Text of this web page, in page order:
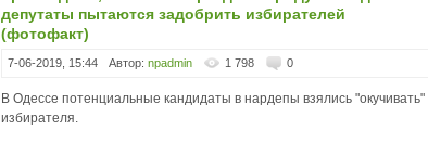
депутаты пытаются задобрить избирателей
(фотофакт)
7-06-2019, 15:44 Автор: npadmin 1 798 0
В Одессе потенциальные кандидаты в нардепы взялись "окучивать"
избирателя.